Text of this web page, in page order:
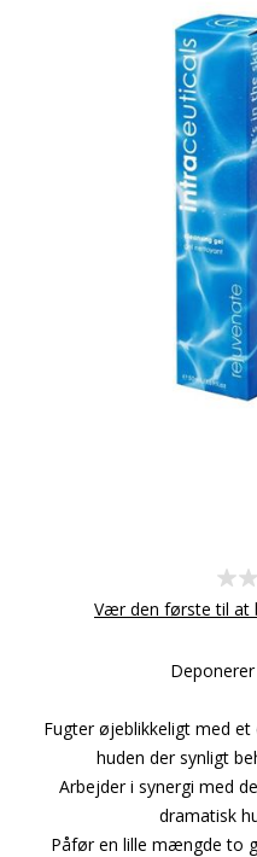
Vær den første til at
Fugter øjeblikkeligt med
huden der synligt
Arbejder i synergi med
dramatisk
Påfør en lille mængde to